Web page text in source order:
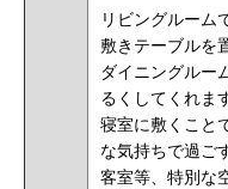
リビングルーム
敷きテーブルを
ダイニングルー
るくしてくれま
寝室に敷くこと
な気持ちで過ご
客室等、特別な